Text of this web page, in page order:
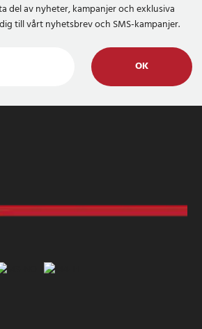
del av nyheter, kampanjer och exklusiva
till vårt nyhetsbrev och SMS-kampanjer.
OK